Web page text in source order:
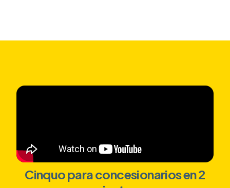
Cinquo para concesionarios en 2